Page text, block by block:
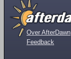
Over AfterDawn
Feedback